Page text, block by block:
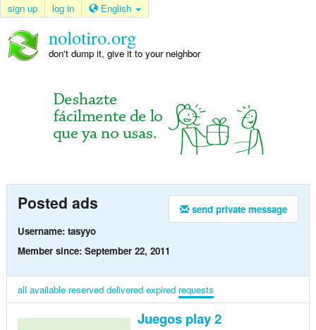
sign up log in English
nolotiro.org
don't dump it, give it to your neighbor
send private message
Posted ads
Username: tasyyo
Member since: September 22, 2011
all available reserved delivered expired requests
Juegos play 2